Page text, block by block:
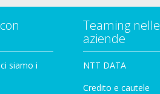
siamo i
Teaming nelle
aziende
NTT DATA
Credito e cautele